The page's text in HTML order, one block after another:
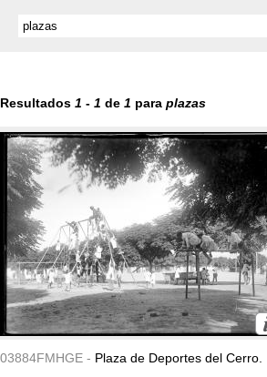
Resultados 1 - 1 de 1 para plazas
03884FMHGE - Plaza de Deportes del Cerro.